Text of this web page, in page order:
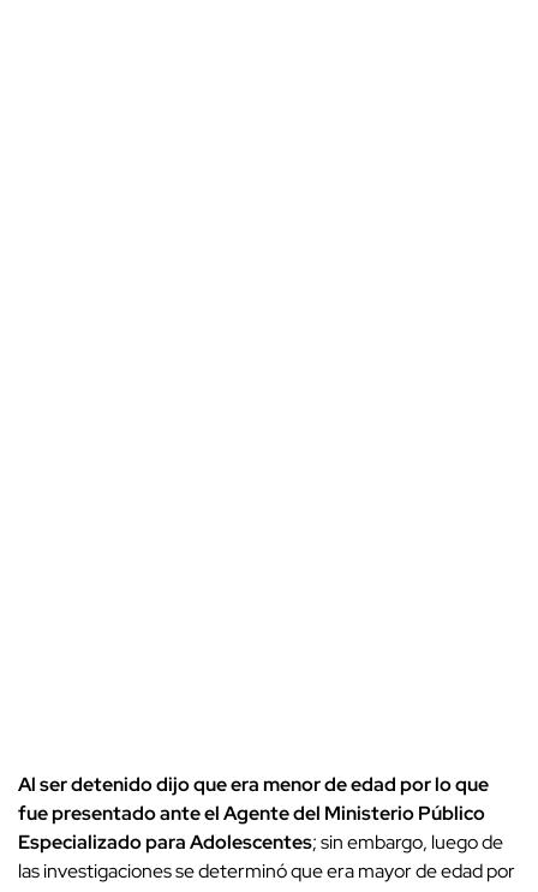
Al ser detenido dijo que era menor de edad por lo que
fue presentado ante el Agente del Ministerio Público
Especializado para Adolescentes; sin embargo, luego de
las investigaciones se determinó que era mayor de edad por